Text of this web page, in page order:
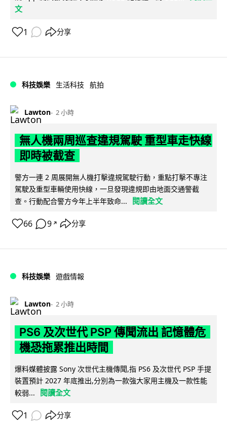
文
1 分享
科技娛樂 生活科技 航拍
Lawton 2 小時
無人機兩周巡查違規駕駛 重型車走快線
即時被截查
警方一連 2 周展開無人機打擊違規駕駛行動，重點打擊不專注
駕駛及重型車輛使用快線，一旦發現違規即由地面交通警截
查。行動配合警方今年上半年致命...
閱讀全文
66 9 ↗ 分享
科技娛樂 遊戲情報
Lawton 2 小時
PS6 及次世代 PSP 傳聞流出 記憶體危
機恐拖累推出時間
爆料媒體披露 Sony 次世代主機傳聞,指 PS6 及次世代 PSP 手提
裝置預計 2027 年底推出,分別為一款強大家用主機及一款性能
較弱...
閱讀全文
1 分享